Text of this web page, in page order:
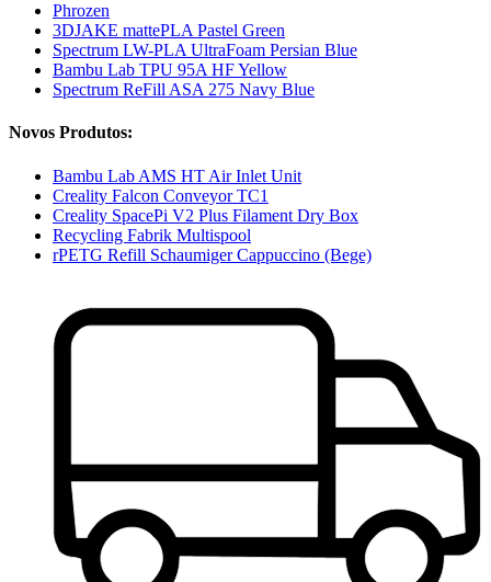
Phrozen
3DJAKE mattePLA Pastel Green
Spectrum LW-PLA UltraFoam Persian Blue
Bambu Lab TPU 95A HF Yellow
Spectrum ReFill ASA 275 Navy Blue
Novos Produtos:
Bambu Lab AMS HT Air Inlet Unit
Creality Falcon Conveyor TC1
Creality SpacePi V2 Plus Filament Dry Box
Recycling Fabrik Multispool
rPETG Refill Schaumiger Cappuccino (Bege)